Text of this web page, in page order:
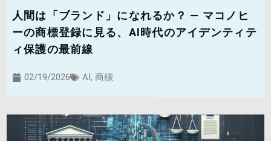
人間は「ブランド」になれるか？ — マコノヒ
ーの商標登録に見る、AI時代のアイデンティテ
ィ保護の最前線
02/19/2026 AI, 商標